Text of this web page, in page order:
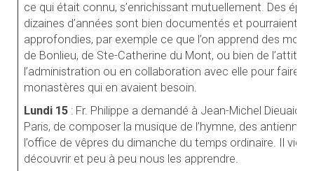
ce qui était connu, s’enrichissant mutuellement. Des
dizaines d’années sont bien documentés et pourraient
approfondies, par exemple ce que l’on apprend des
de Bonlieu, de Ste-Catherine du Mont, ou bien de
l’administration ou en collaboration avec elle pour faire
monastères qui en avaient besoin.
Lundi 15 : Fr. Philippe a demandé à Jean-Michel
Paris, de composer la musique de l’hymne, des
l’office de vêpres du dimanche du temps ordinaire. Il
découvrir et peu à peu nous les apprendre.